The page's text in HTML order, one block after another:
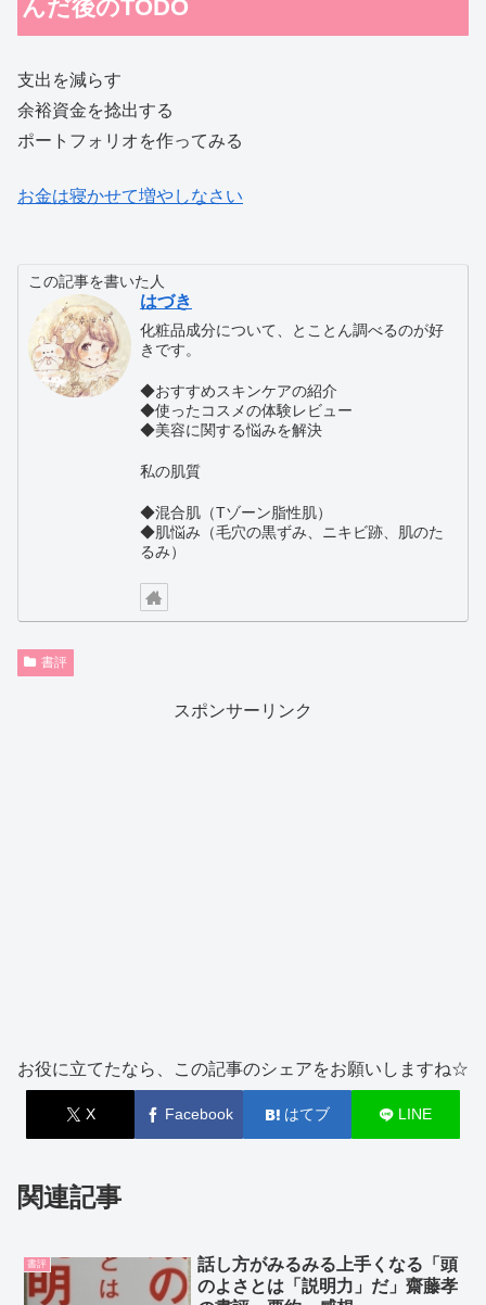
んだ後のTODO
支出を減らす
余裕資金を捻出する
ポートフォリオを作ってみる
お金は寝かせて増やしなさい
この記事を書いた人
はづき
化粧品成分について、とことん調べるのが好
きです。
◆おすすめスキンケアの紹介
◆使ったコスメの体験レビュー
◆美容に関する悩みを解決
私の肌質
◆混合肌（Tゾーン脂性肌）
◆肌悩み（毛穴の黒ずみ、ニキビ跡、肌のた
るみ）
書評
スポンサーリンク
お役に立てたなら、この記事のシェアをお願いしますね☆
X Facebook はてブ LINE
関連記事
書評
話し方がみるみる上手くなる「頭
のよさとは「説明力」だ」齋藤孝